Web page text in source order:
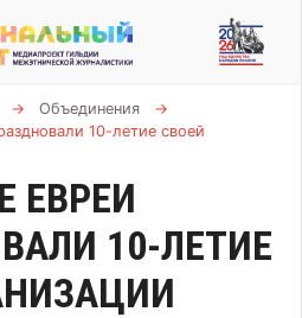
→ Объединения
→
10-летие своей
ЕВРЕИ
10-ЛЕТИЕ